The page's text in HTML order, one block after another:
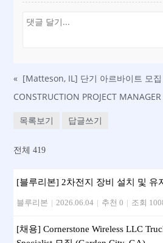
«
목록보기 답글쓰기
전체 419
[블루리본] 2차전지 장비 설치 및 유
블루리본 | 2026.06.04 | 추천 0 | 조회
[채용] Cornerstone Wireless LLC